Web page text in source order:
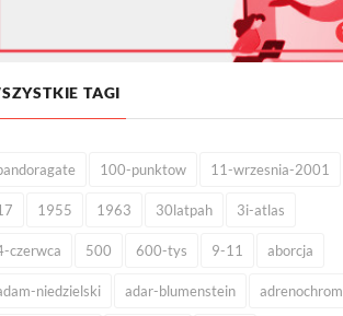
TAGI
100-punktow 11-wrzesnia-2001
1955 1963 30latpah 3i-atlas
czerwca 500 600-tys 9-11 aborcja
niedzielski adar-blumenstein adrenochrom